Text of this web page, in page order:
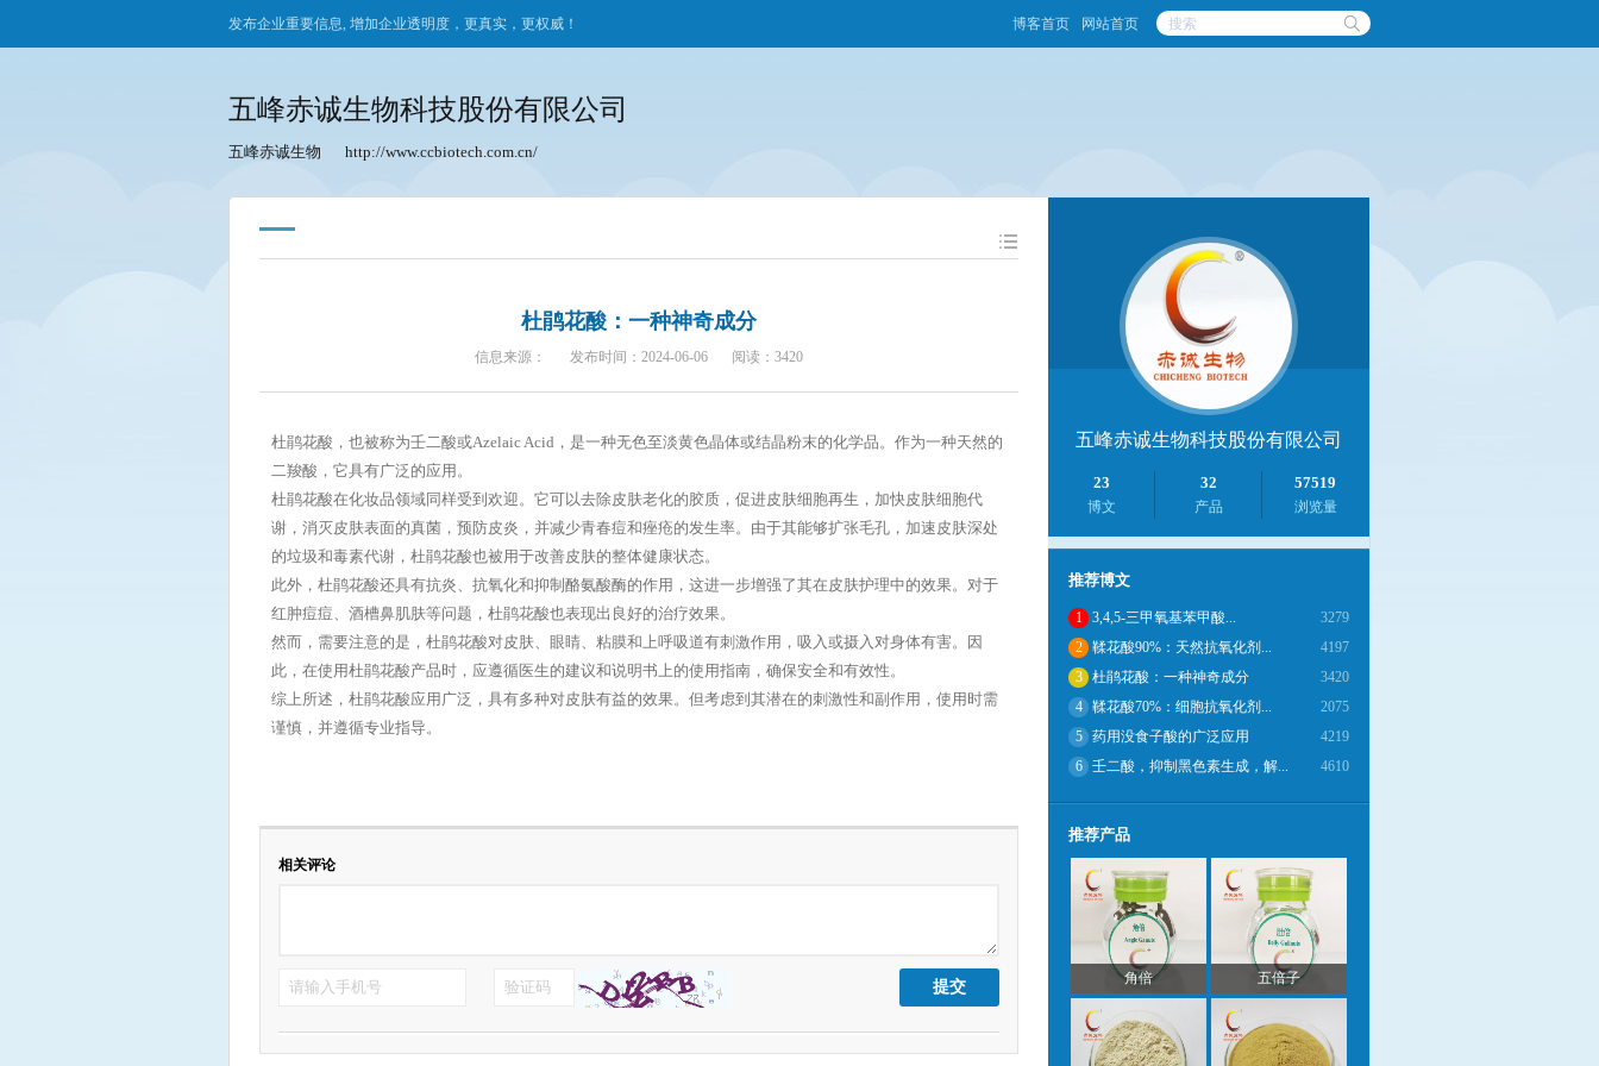
发布企业重要信息, 增加企业透明度，更真实，更权威！ 博客首页 网站首页
五峰赤诚生物科技股份有限公司
五峰赤诚生物 http://www.ccbiotech.com.cn/
杜鹃花酸：一种神奇成分
信息来源： 发布时间：2024-06-06 阅读：3420
杜鹃花酸，也被称为壬二酸或Azelaic Acid，是一种无色至淡黄色晶体或结晶粉末的化学品。作为一种天然的
二羧酸，它具有广泛的应用。
杜鹃花酸在化妆品领域同样受到欢迎。它可以去除皮肤老化的胶质，促进皮肤细胞再生，加快皮肤细胞代
谢，消灭皮肤表面的真菌，预防皮炎，并减少青春痘和痤疮的发生率。由于其能够扩张毛孔，加速皮肤深处
的垃圾和毒素代谢，杜鹃花酸也被用于改善皮肤的整体健康状态。
此外，杜鹃花酸还具有抗炎、抗氧化和抑制酪氨酸酶的作用，这进一步增强了其在皮肤护理中的效果。对于
红肿痘痘、酒槽鼻肌肤等问题，杜鹃花酸也表现出良好的治疗效果。
然而，需要注意的是，杜鹃花酸对皮肤、眼睛、粘膜和上呼吸道有刺激作用，吸入或摄入对身体有害。因
此，在使用杜鹃花酸产品时，应遵循医生的建议和说明书上的使用指南，确保安全和有效性。
综上所述，杜鹃花酸应用广泛，具有多种对皮肤有益的效果。但考虑到其潜在的刺激性和副作用，使用时需
谨慎，并遵循专业指导。
相关评论
五峰赤诚生物科技股份有限公司
23
博文
32
产品
57519
浏览量
推荐博文
1 3,4,5-三甲氧基苯甲酸...
3279
2
鞣花酸90%：天然抗氧化剂...
4197
3
杜鹃花酸：一种神奇成分
3420
4
鞣花酸70%：细胞抗氧化剂...
2075
5
药用没食子酸的广泛应用
4219
6
壬二酸，抑制黑色素生成，解... 4610
推荐产品
角倍 五倍子